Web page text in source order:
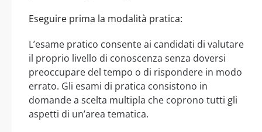
Eseguire prima la modalità pratica:
L’esame pratico consente ai candidati di valutare
il proprio livello di conoscenza senza doversi
preoccupare del tempo o di rispondere in modo
errato. Gli esami di pratica consistono in
domande a scelta multipla che coprono tutti gli
aspetti di un’area tematica.